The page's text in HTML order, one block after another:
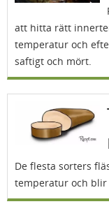
att hitta rätt
temperatur och
saftigt och mört.
De flesta sorters
temperatur och